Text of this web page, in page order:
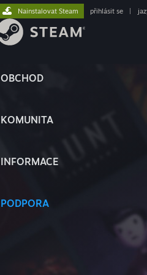
OBCHOD
KOMUNITA
INFORMACE
PODPORA
Nainstalovat Steam přihlásit se